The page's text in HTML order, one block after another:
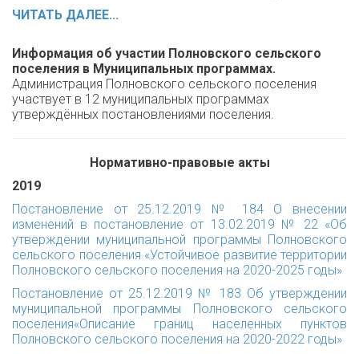
ЧИТАТЬ ДАЛЕЕ...
Информация об участии Полновского сельского
поселения в Муниципальных программах.
Администрация Полновского сельского поселения
участвует в 12 муниципальных программах
утверждённых постановлениями поселения.
Нормативно-правовые акты
2019
Постановление от 25.12.2019 № 184 О внесении
изменений в постановление от 13.02.2019 № 22 «Об
утверждении муниципальной программы Полновского
сельского поселения «Устойчивое развитие территории
Полновского сельского поселения на 2020-2025 годы»
Постановление от 25.12.2019 № 183 Об утверждении
муниципальной программы Полновского сельского
поселения«Описание границ населенных пунктов
Полновского сельского поселения на 2020-2022 годы»